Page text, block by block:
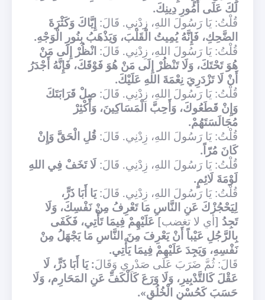
لَكَ عَلَى أُمُورِ دِينِكَ.
قُلْتُ: يَا رَسُولَ اللهِ، زِدْنِي. قَالَ:إِيَّاكَ وَكَثْرَةَ
الضَّحِكِ، فَإِنَّهُ يُمِيتُ الْقَلْبَ، وَيَذْهَبُ بِنُورِ الْوَجْهِ.
قُلْتُ: يَا رَسُولَ اللهِ، زِدْنِي. قَالَ: انْظُرْ إِلَى مَنْ
هُوَ تَحْتَكَ، وَلَا تَنْظُرْ إِلَى مَنْ هُوَ فَوْقَكَ، فَإِنَّهُ أَجْدَرُ
أَنْ لَا تَزْدَرِيَ نِعْمَةَ اللهِ عَلَيْكَ.
قُلْتُ: يَا رَسُولَ اللهِ، زِدْنِي. قَالَ:صِلْ قَرَابَتَكَ
وَإِنْ قَطَعُوكَ، وَأَحِبَّ الْمَسَاكِينَ، وَأَكْثِرْ
مُجَالَسَتَهُمْ.
قُلْتُ: يَا رَسُولَ اللهِ، زِدْنِي. قَالَ:قُلِ الْحَقَّ وَإِنْ
كَانَ مُرّاً.
قُلْتُ: يَا رَسُولَ اللهِ، زِدْنِي. قَالَ:لَا تَخَفْ فِي اللهِ
لَوْمَةَ لَائِمٍ.
قُلْتُ: يَا رَسُولَ اللهِ، زِدْنِي. قَالَ:يَا أَبَا ذَرٍّ،
لِيَحْجُزْكَ عَنِ النَّاسِ مَا تَعْرِفُ مِنْ نَفْسِكَ، وَلَا
تَجِدُ [أي لا تغضب]عَلَيْهِمْ فِيمَا تَأْتِي، فَكَفَى
بِالرَّجُلِ عَيْباً أَنْ يَعْرِفَ مِنَ النَّاسِ مَا يَجْهَلُ مِنْ
نَفْسِهِ، وَيَجِدَ عَلَيْهِمْ فِيمَا يَأْتِي.
قَالَ: ثُمَّ ضَرَبَ عَلَى صَدْرِي وَقَالَ: يَا أَبَا ذَرٍّ، لَا
عَقْلَ كَالتَّدْبِيرِ، وَلَا وَرَعَ كَالْكَفِّ عَنِ المَحَارِم، وَلَا
حَسَبَ كَحُسْنِ الْخُلُقِ».